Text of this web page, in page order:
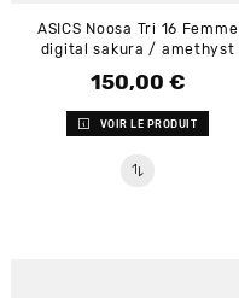
ASICS Noosa Tri 16 Femme
digital sakura / amethyst
Prix
150,00 €
VOIR LE PRODUIT